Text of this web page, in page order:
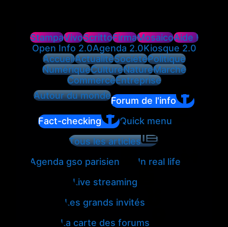
StampaVivoScrittoFirmaMosaicoAide !
Open Info 2.0Agenda 2.0Kiosque 2.0
AccueilActualitéSociétéPolitique
NumériqueCultureNatureMarché
CommerceEntreprise
Autour du mondeForum de l'info
Fact-checking
Quick menu
Tous les articles
Agenda gso parisien
In real life
Live streaming
Les grands invités
La carte des forums